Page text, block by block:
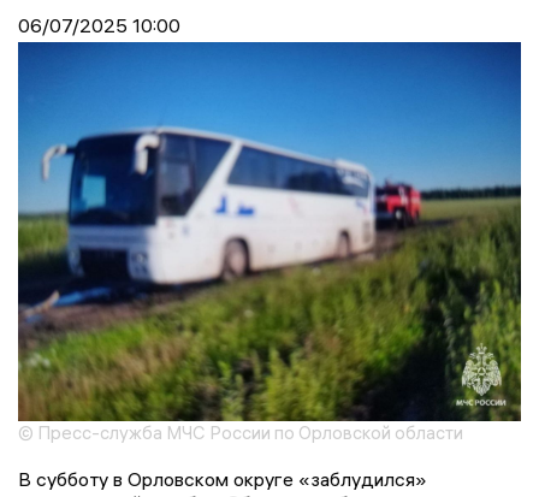
06/07/2025 10:00
© Пресс-служба МЧС России по Орловской области
В субботу в Орловском округе «заблудился»